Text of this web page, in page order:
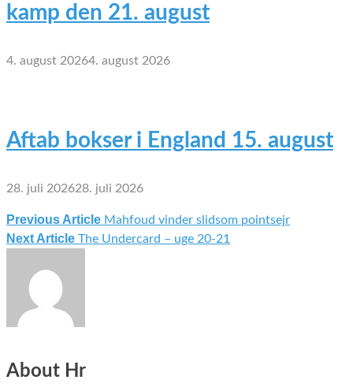
kamp den 21. august
4. august 20264. august 2026
Aftab bokser i England 15. august
28. juli 202628. juli 2026
Indlægsnavigation
Previous Article Mahfoud vinder slidsom pointsejr
Next Article The Undercard – uge 20-21
About Hr